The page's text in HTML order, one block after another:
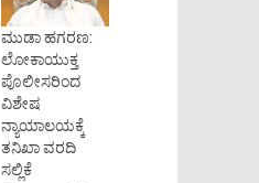
ಮುಡಾ ಹಗರಣ:
ಲೋಕಾಯುಕ್ತ
ಪೊಲೀಸರಿಂದ
ವಿಶೇಷ
ನ್ಯಾಯಾಲಯಕ್ಕೆ
ತನಿಖಾ ವರದಿ
ಸಲ್ಲಿಕೆ